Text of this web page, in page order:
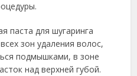
паста для шугаринга
зон удаления волос,
подмышками, в зоне
над верхней губой.